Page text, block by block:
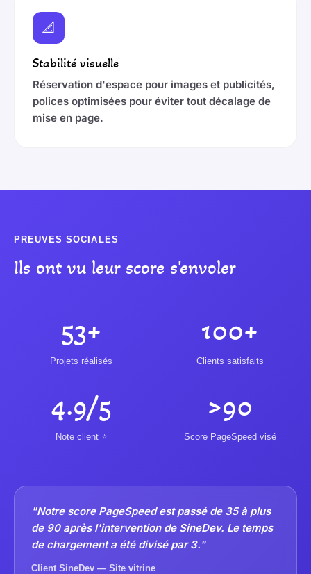
📐
Stabilité visuelle
Réservation d'espace pour images et publicités,
polices optimisées pour éviter tout décalage de
mise en page.
PREUVES SOCIALES
Ils ont vu leur score s'envoler
53+
Projets réalisés
100+
Clients satisfaits
4.9/5
Note client ⭐
>90
Score PageSpeed visé
"Notre score PageSpeed est passé de 35 à plus
de 90 après l'intervention de SineDev. Le temps
de chargement a été divisé par 3."
Client SineDev — Site vitrine